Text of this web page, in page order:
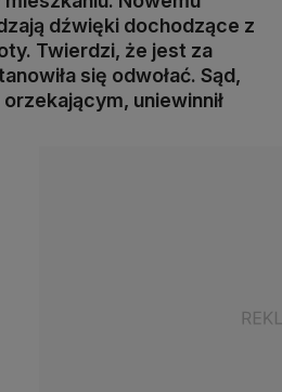
dźwięki dochodzące z
Twierdzi, że jest za
się odwołać. Sąd,
uniewinnił